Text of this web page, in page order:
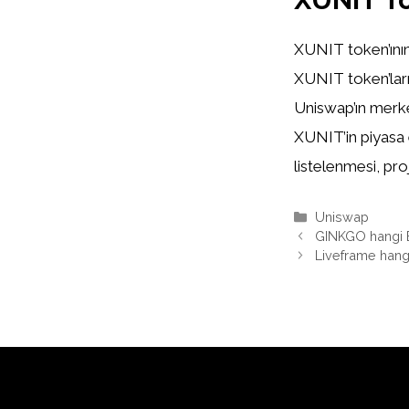
XUNIT
XUNIT
Uniswap’ın
XUNIT’in
listelenmesi,
Kategoriler
Uniswap
GINKGO hangi
Liveframe